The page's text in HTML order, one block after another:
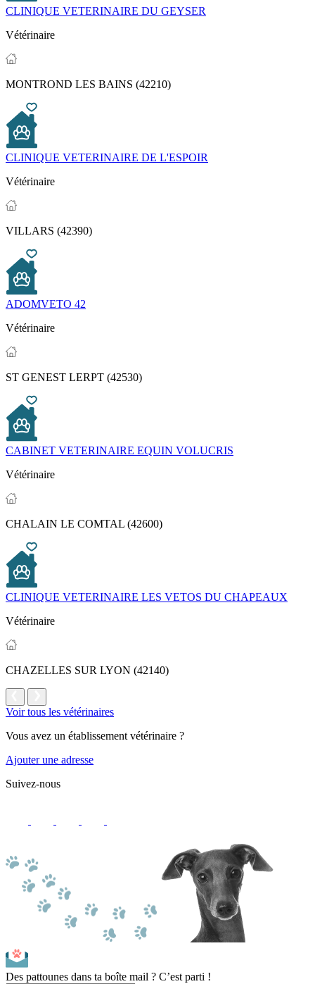
CLINIQUE VETERINAIRE DU GEYSER
Vétérinaire
MONTROND LES BAINS (42210)
CLINIQUE VETERINAIRE DE L'ESPOIR
Vétérinaire
VILLARS (42390)
ADOMVETO 42
Vétérinaire
ST GENEST LERPT (42530)
CABINET VETERINAIRE EQUIN VOLUCRIS
Vétérinaire
CHALAIN LE COMTAL (42600)
CLINIQUE VETERINAIRE LES VETOS DU CHAPEAUX
Vétérinaire
CHAZELLES SUR LYON (42140)
Voir tous les vétérinaires
Vous avez un établissement vétérinaire ?
Ajouter une adresse
Suivez-nous
Des pattounes dans ta boîte mail ? C’est parti !